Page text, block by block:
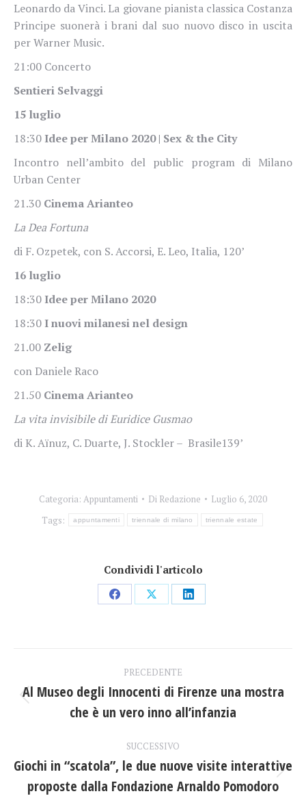
Leonardo da Vinci. La giovane pianista classica Costanza
Principe suonerà i brani dal suo nuovo disco in uscita
per Warner Music.
21:00 Concerto
Sentieri Selvaggi
15 luglio
18:30 Idee per Milano 2020 | Sex & the City
Incontro nell’ambito del public program di Milano
Urban Center
21.30 Cinema Arianteo
La Dea Fortuna
di F. Ozpetek, con S. Accorsi, E. Leo, Italia, 120’
16 luglio
18:30 Idee per Milano 2020
18:30 I nuovi milanesi nel design
21.00 Zelig
con Daniele Raco
21.50 Cinema Arianteo
La vita invisibile di Euridice Gusmao
di K. Aïnuz, C. Duarte, J. Stockler – Brasile139’
Categoria: Appuntamenti Di Redazione
Luglio 6, 2020
Tags:
appuntamenti triennale di milano triennale estate
Condividi l'articolo
CondividiCondividiCondividi
tra
post
PRECEDENTE
Post
precedente:
Al Museo degli Innocenti di Firenze una mostra
che è un vero inno all’infanzia
SUCCESSIVO
Prossimo
post:
Giochi in “scatola”, le due nuove visite interattive
proposte dalla Fondazione Arnaldo Pomodoro